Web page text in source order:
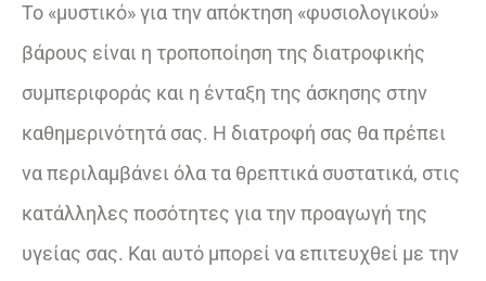
Το «μυστικό» για την απόκτηση «φυσιολογικού»
βάρους είναι η τροποποίηση της διατροφικής
συμπεριφοράς και η ένταξη της άσκησης στην
καθημερινότητά σας. Η διατροφή σας θα πρέπει
να περιλαμβάνει όλα τα θρεπτικά συστατικά, στις
κατάλληλες ποσότητες για την προαγωγή της
υγείας σας. Και αυτό μπορεί να επιτευχθεί με την